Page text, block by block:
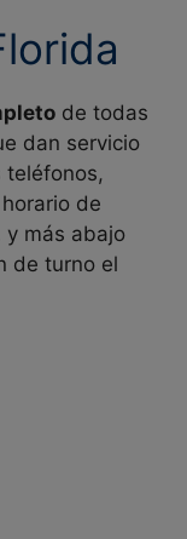
de todas
dan servicio
teléfonos,
de
más abajo
de turno el